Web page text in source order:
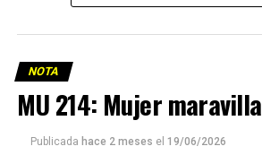
NOTA
MU 214: Mujer maravilla
Publicada hace 2 meses el 19/06/2026